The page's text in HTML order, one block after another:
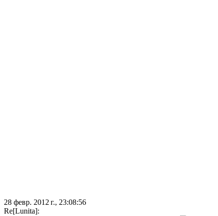
28 февр. 2012 г., 23:08:56
Re[Lunita]: